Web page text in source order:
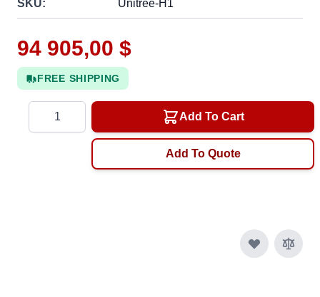
SKU: Unitree-H1
94 905,00 $
FREE SHIPPING
Add To Cart
Add To Quote